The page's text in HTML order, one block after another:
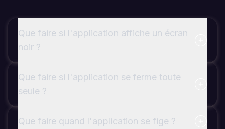
Que faire si l'application affiche un écran
noir ?
Que faire si l'application se ferme toute
seule ?
Que faire quand l'application se fige ?